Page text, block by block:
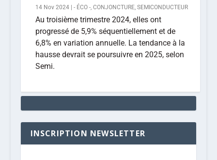
14 Nov 2024| - ÉCO -, CONJONCTURE, SEMICONDUCTEUR
Au troisième trimestre 2024, elles ont
progressé de 5,9% séquentiellement et de
6,8% en variation annuelle. La tendance à la
hausse devrait se poursuivre en 2025, selon
Semi.
INSCRIPTION NEWSLETTER